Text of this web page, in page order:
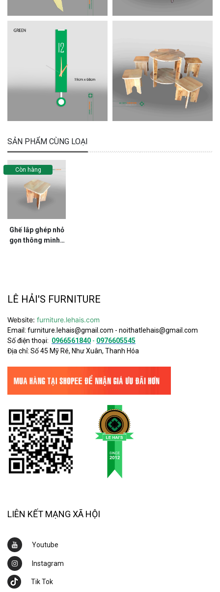
SẢN PHẨM CÙNG LOẠI
Ghế lắp ghép nhỏ
gọn thông minh -
Còn hàng
LÊ HẢI'S FURNITURE
Website: furniture.lehais.com
Email: furniture.lehais@gmail.com - noithatlehais@gmail.com
Số điện thoại: 0966561840 - 0976605545
Địa chỉ: Số 45 Mỹ Ré, Như Xuân, Thanh Hóa
LIÊN KẾT MẠNG XÃ HỘI
Youtube
Instagram
Tik Tok